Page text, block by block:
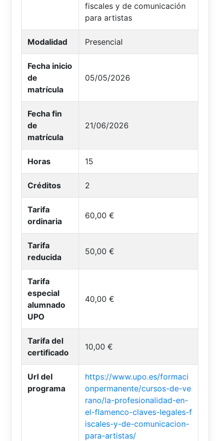
fiscales y de comunicación
para artistas
Modalidad Presencial
Fecha inicio
de
matrícula
05/05/2026
Fecha fin
de
matrícula
21/06/2026
Horas 15
Créditos 2
Tarifa
ordinaria
60,00 €
Tarifa
reducida
50,00 €
Tarifa
especial
alumnado
UPO
40,00 €
Tarifa del
certificado
10,00 €
Url del
programa
https://www.upo.es/formaci
onpermanente/cursos-de-ve
rano/la-profesionalidad-en-
el-flamenco-claves-legales-f
iscales-y-de-comunicacion-
para-artistas/